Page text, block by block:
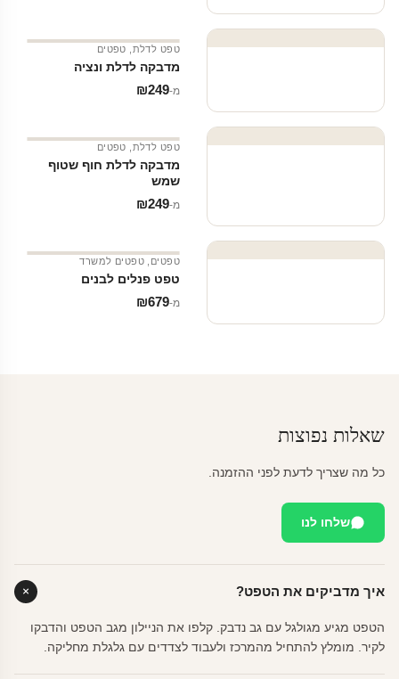
טפט לדלת טפטים
מדבקה לדלת ונציה
מ‑ ₪249
טפט לדלת טפטים
מדבקה לדלת חוף שטוף
שמש
מ‑ ₪249
טפטים טפטים למשרד
טפט פנלים לבנים
מ‑ ₪679
שאלות נפוצות
כל מה שצריך לדעת לפני ההזמנה.
שלחו לנו
איך מדביקים את הטפט?
הטפט מגיע מגולגל עם גב נדבק. קלפו את הניילון מגב הטפט והדבקו
לקיר. מומלץ להתחיל מהמרכז ולעבוד לצדדים עם גלגלת מחליקה.